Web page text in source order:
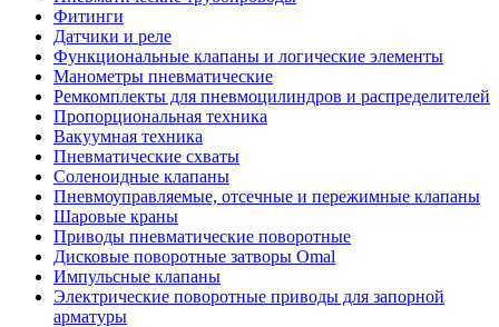
Фитинги
Датчики и реле
Функциональные клапаны и логические элементы
Манометры пневматические
Ремкомплекты для пневмоцилиндров и распределителей
Пропорциональная техника
Вакуумная техника
Пневматические схваты
Соленоидные клапаны
Пневмоуправляемые, отсечные и пережимные клапаны
Шаровые краны
Приводы пневматические поворотные
Дисковые поворотные затворы Omal
Импульсные клапаны
Электрические поворотные приводы для запорной
арматуры